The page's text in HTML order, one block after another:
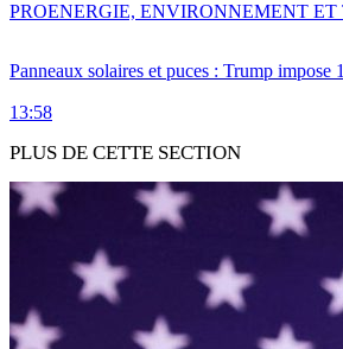
Panneaux solaires et puces : Trump
13:58
PROENERGIE, ENVIRONNEMENT ET
PLUS DE CETTE SECTION